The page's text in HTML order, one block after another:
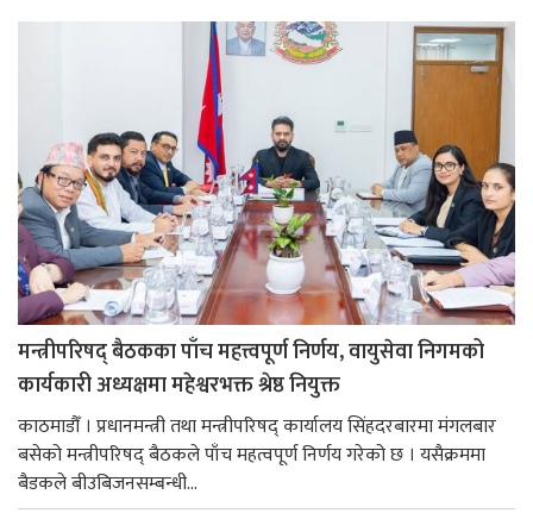
मन्त्रीपरिषद् बैठकका पाँच महत्त्वपूर्ण निर्णय, वायुसेवा निगमको
कार्यकारी अध्यक्षमा महेश्वरभक्त श्रेष्ठ नियुक्त
काठमाडौँ । प्रधानमन्त्री तथा मन्त्रीपरिषद् कार्यालय सिंहदरबारमा मंगलबार
बसेको मन्त्रीपरिषद् बैठकले पाँच महत्वपूर्ण निर्णय गरेको छ । यसैक्रममा
बैडकले बीउबिजनसम्बन्धी...